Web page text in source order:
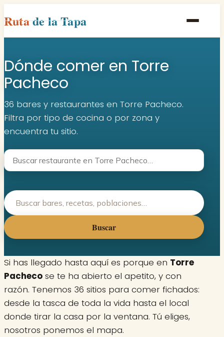
Rutade la Tapa
Inicio
Poblaciones
Rutas
Recetas
Contacto
Dónde comer en Torre
Pacheco
36 bares y restaurantes en Torre Pacheco.
Filtra por tipo de cocina o por zona y
encuentra tu sitio.
Buscar
Si has llegado hasta aquí es porque en Torre
Pacheco se te ha abierto el apetito, y con
razón. Tenemos 36 sitios para comer fichados:
desde la tasca de toda la vida hasta el local
donde tirar la casa por la ventana. Tú eliges,
nosotros ponemos el mapa.